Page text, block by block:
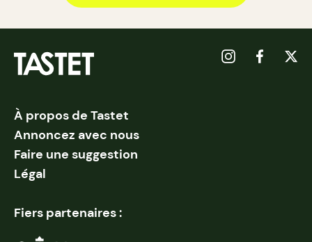
À propos de Tastet
Annoncez avec nous
Faire une suggestion
Légal
Fiers partenaires :